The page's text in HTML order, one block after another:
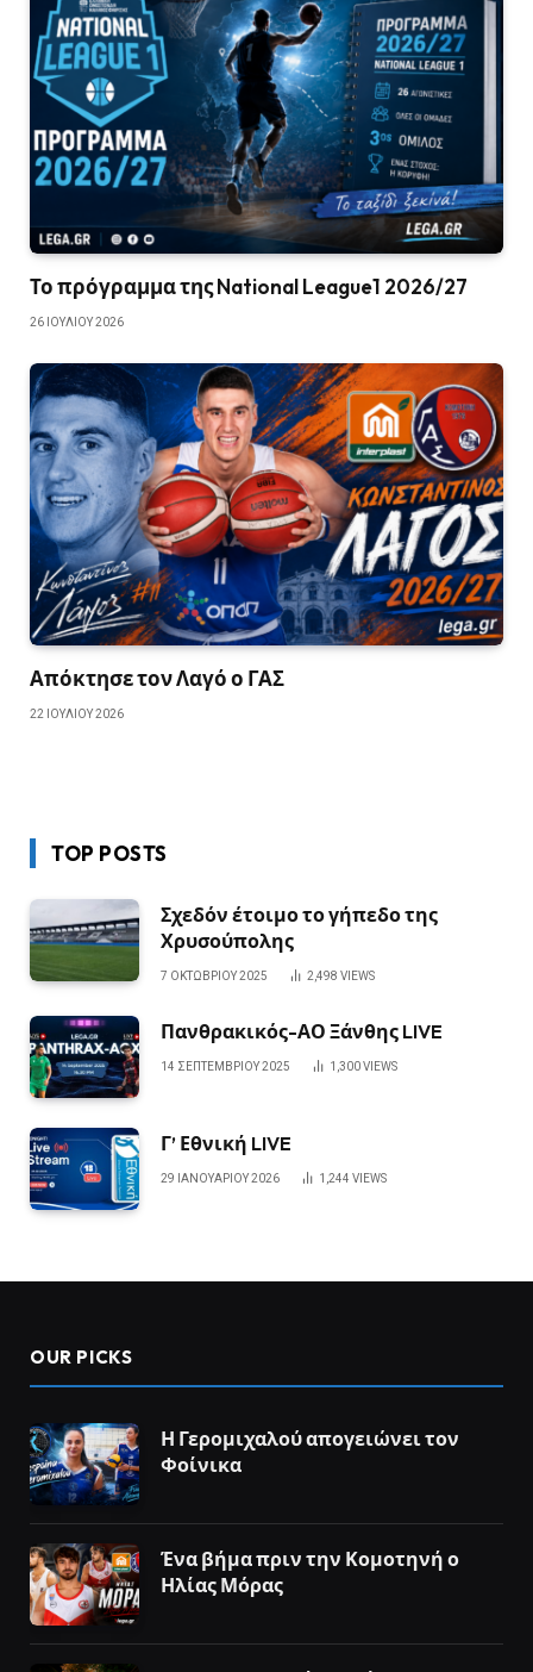
Το πρόγραμμα της National League1 2026/27
26 ΙΟΥΛΊΟΥ 2026
Απόκτησε τον Λαγό ο ΓΑΣ
22 ΙΟΥΛΊΟΥ 2026
TOP POSTS
Σχεδόν έτοιμο το γήπεδο της
Χρυσούπολης
7 ΟΚΤΩΒΡΊΟΥ 2025 2,498 VIEWS
Πανθρακικός-ΑΟ Ξάνθης LIVE
14 ΣΕΠΤΕΜΒΡΊΟΥ 2025 1,300VIEWS
Γ’ Εθνική LIVE
29 ΙΑΝΟΥΑΡΊΟΥ 2026 1,244 VIEWS
OUR PICKS
Η Γερομιχαλού απογειώνει τον
Φοίνικα
Ένα βήμα πριν την Κομοτηνή ο
Ηλίας Μόρας